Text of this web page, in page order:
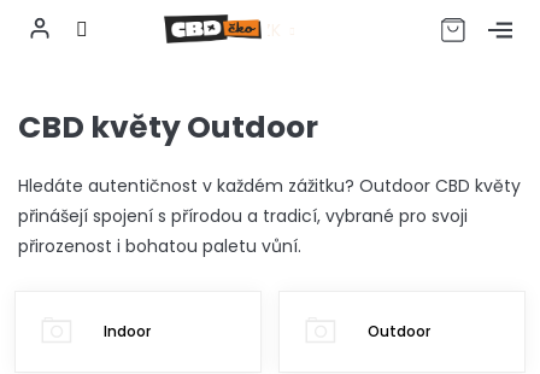
obsah
CZK
CBD květy Outdoor
Hledáte autentičnost v každém zážitku? Outdoor CBD květy
přinášejí spojení s přírodou a tradicí, vybrané pro svoji
přirozenost i bohatou paletu vůní.
Indoor Outdoor